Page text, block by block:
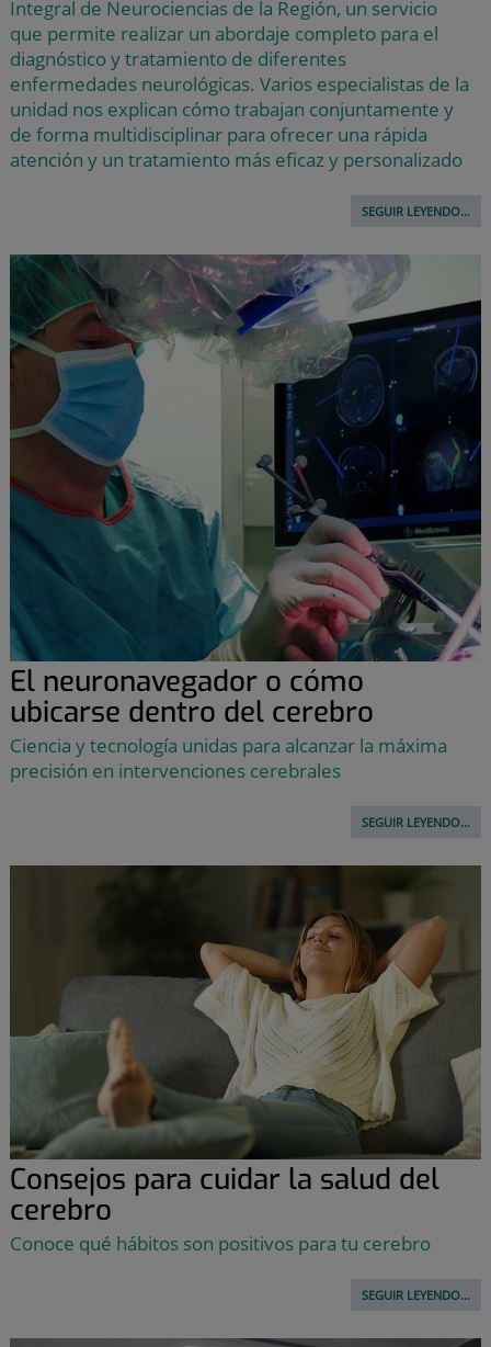
Integral de Neurociencias de la Región, un servicio
que permite realizar un abordaje completo para el
diagnóstico y tratamiento de diferentes
enfermedades neurológicas. Varios especialistas de la
unidad nos explican cómo trabajan conjuntamente y
de forma multidisciplinar para ofrecer una rápida
atención y un tratamiento más eficaz y personalizado
SEGUIR LEYENDO...
El neuronavegador o cómo
ubicarse dentro del cerebro
Ciencia y tecnología unidas para alcanzar la máxima
precisión en intervenciones cerebrales
SEGUIR LEYENDO...
Consejos para cuidar la salud del
cerebro
Conoce qué hábitos son positivos para tu cerebro
SEGUIR LEYENDO...